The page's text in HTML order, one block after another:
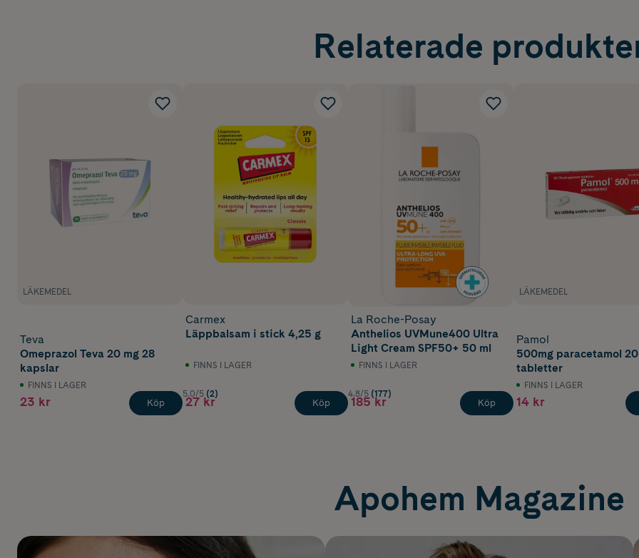
Relaterade
LÄKEMEDEL
Teva
Omeprazol Teva 20 mg 28
kapslar
FINNS I LAGER
23 kr Köp
Carmex
Läppbalsam i stick 4,25 g
FINNS I LAGER
5.0/5 (2)
27 kr Köp
La Roche-Posay
Anthelios UVMune400 Ultra
Light Cream SPF50+ 50 ml
FINNS I LAGER
4.8/5 (177)
185 kr Köp
LÄKEMEDEL
Pamol
500mg paracetamol 20
tabletter
FINNS I LAGER
14 kr
Apohem Magazine